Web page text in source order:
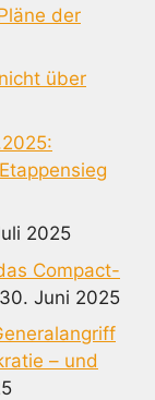
der
über
2025
Compact-
30. Juni 2025
– und